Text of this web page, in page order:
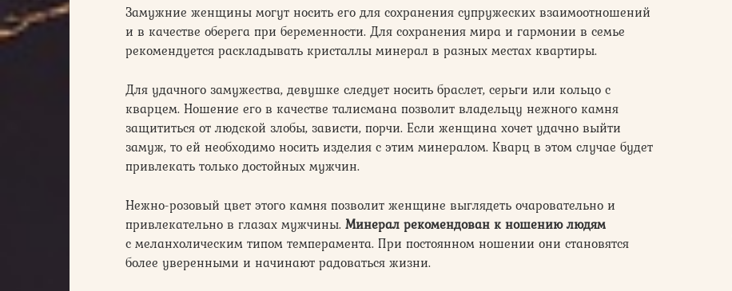
Замужние женщины могут носить его для сохранения супружеских взаимоотношений
и в качестве оберега при беременности. Для сохранения мира и гармонии в семье
рекомендуется раскладывать кристаллы минерал в разных местах квартиры.
Для удачного замужества, девушке следует носить браслет, серьги или кольцо с
кварцем. Ношение его в качестве талисмана позволит владельцу нежного камня
защититься от людской злобы, зависти, порчи. Если женщина хочет удачно выйти
замуж, то ей необходимо носить изделия с этим минералом. Кварц в этом случае будет
привлекать только достойных мужчин.
Нежно-розовый цвет этого камня позволит женщине выглядеть очаровательно и
привлекательно в глазах мужчины. Минерал рекомендован к ношению людям
с меланхолическим типом темперамента. При постоянном ношении они становятся
более уверенными и начинают радоваться жизни.